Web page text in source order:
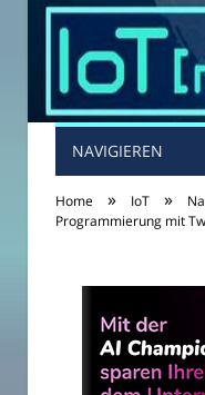
NAVIGIEREN
Home » IoT »
Programmierung mit